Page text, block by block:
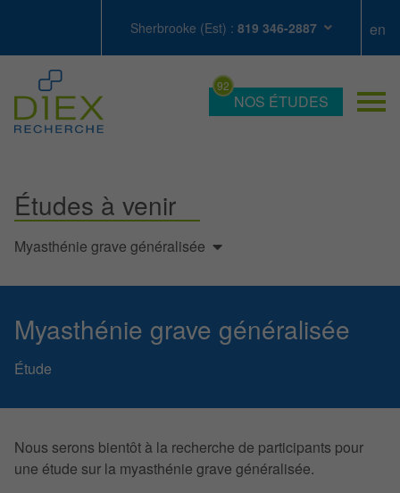
Sherbrooke (Est) : 819 346-2887
NOS ÉTUDES
Études à venir
Myasthénie grave généralisée
Myasthénie grave généralisée
Étude
Nous serons bientôt à la recherche de participants pour
une étude sur la myasthénie grave généralisée.